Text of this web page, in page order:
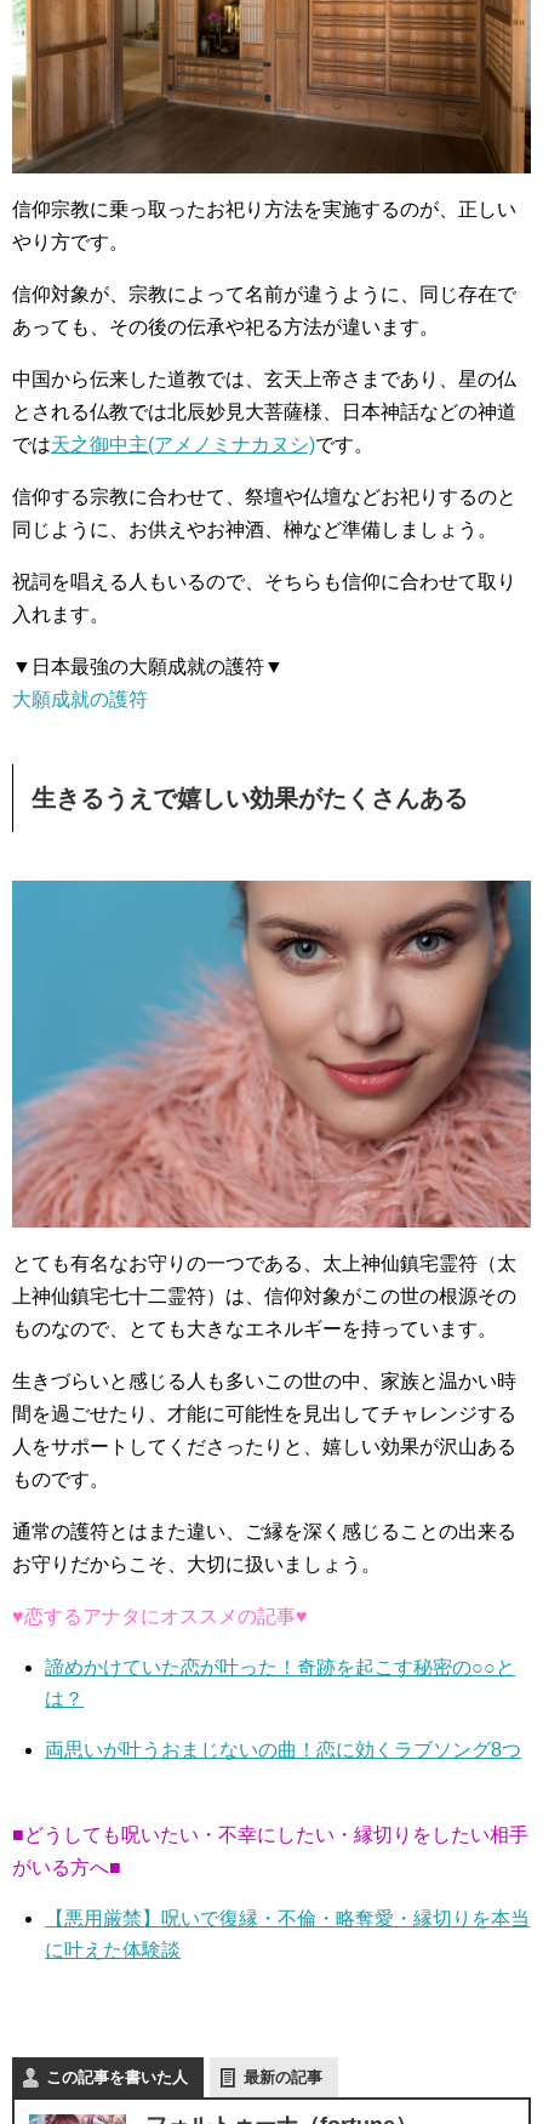
信仰宗教に乗っ取ったお祀り方法を実施するのが、正しい
やり方です。
信仰対象が、宗教によって名前が違うように、同じ存在で
あっても、その後の伝承や祀る方法が違います。
中国から伝来した道教では、玄天上帝さまであり、星の仏
とされる仏教では北辰妙見大菩薩様、日本神話などの神道
では天之御中主(アメノミナカヌシ)です。
信仰する宗教に合わせて、祭壇や仏壇などお祀りするのと
同じように、お供えやお神酒、榊など準備しましょう。
祝詞を唱える人もいるので、そちらも信仰に合わせて取り
入れます。
▼日本最強の大願成就の護符▼
大願成就の護符
生きるうえで嬉しい効果がたくさんある
とても有名なお守りの一つである、太上神仙鎮宅霊符（太
上神仙鎮宅七十二霊符）は、信仰対象がこの世の根源その
ものなので、とても大きなエネルギーを持っています。
生きづらいと感じる人も多いこの世の中、家族と温かい時
間を過ごせたり、才能に可能性を見出してチャレンジする
人をサポートしてくださったりと、嬉しい効果が沢山ある
ものです。
通常の護符とはまた違い、ご縁を深く感じることの出来る
お守りだからこそ、大切に扱いましょう。
♥恋するアナタにオススメの記事♥
諦めかけていた恋が叶った！奇跡を起こす秘密の○○と
は？
両思いが叶うおまじないの曲！恋に効くラブソング8つ
■どうしても呪いたい・不幸にしたい・縁切りをしたい相手
がいる方へ■
【悪用厳禁】呪いで復縁・不倫・略奪愛・縁切りを本当
に叶えた体験談
この記事を書いた人 最新の記事